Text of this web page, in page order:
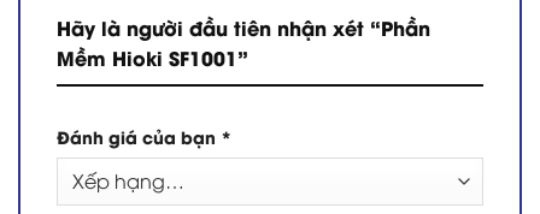
Hãy là người đầu tiên nhận xét “Phần
Mềm Hioki SF1001”
Đánh giá của bạn *